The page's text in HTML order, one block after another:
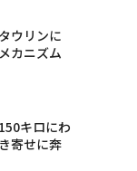
ウリンに
カニズム
キロにわ
寄せに奔